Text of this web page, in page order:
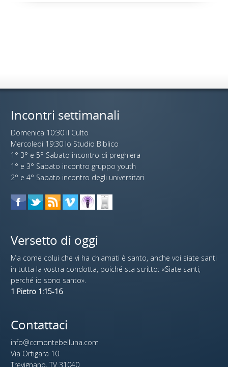
Incontri settimanali
Domenica 10:30 il Culto
Mercoledi 19:30 lo Studio Biblico
1° 3° e 5° Sabato incontro di preghiera
1° e 3° Sabato incontro gruppo youth
2° e 4° Sabato incontro degli universitari
Versetto di oggi
Ma come colui che vi ha chiamati è santo, anche voi siate santi
in tutta la vostra condotta, poiché sta scritto: «Siate santi,
perché io sono santo».
1 Pietro 1:15-16
Contattaci
info@ccmontebelluna.com
Via Ortigara 10
Trevignano, TV 31040